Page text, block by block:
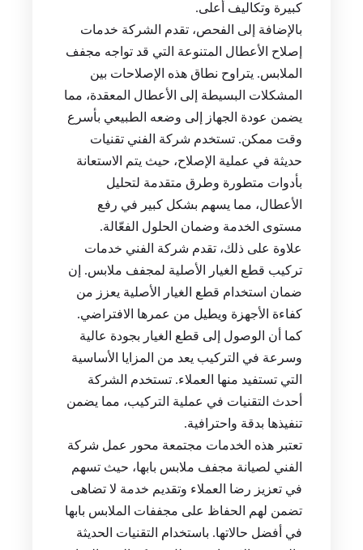
كبيرة وتكاليف أعلى.
بالإضافة إلى الفحص، تقدم الشركة خدمات
إصلاح الأعطال المتنوعة التي قد تواجه مجفف
الملابس. يتراوح نطاق هذه الإصلاحات بين
المشكلات البسيطة إلى الأعطال المعقدة، مما
يضمن عودة الجهاز إلى وضعه الطبيعي بأسرع
وقت ممكن. تستخدم شركة الفني تقنيات
حديثة في عملية الإصلاح، حيث يتم الاستعانة
بأدوات متطورة وطرق متقدمة لتحليل
الأعطال، مما يسهم بشكل كبير في رفع
مستوى الخدمة وضمان الحلول الفعّالة.
علاوة على ذلك، تقدم شركة الفني خدمات
تركيب قطع الغيار الأصلية لمجفف ملابس. إن
ضمان استخدام قطع الغيار الأصلية يعزز من
كفاءة الأجهزة ويطيل من عمرها الافتراضي.
كما أن الوصول إلى قطع الغيار بجودة عالية
وسرعة في التركيب يعد من المزايا الأساسية
التي تستفيد منها العملاء. تستخدم الشركة
أحدث التقنيات في عملية التركيب، مما يضمن
تنفيذها بدقة واحترافية.
تعتبر هذه الخدمات مجتمعة محور عمل شركة
الفني لصيانة مجفف ملابس بابها، حيث تسهم
في تعزيز رضا العملاء وتقديم خدمة لا تضاهى
تضمن لهم الحفاظ على مجففات الملابس بابها
في أفضل حالاتها. باستخدام التقنيات الحديثة